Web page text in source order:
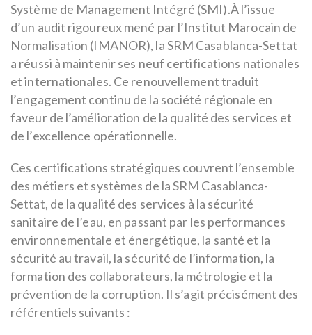
Système de Management Intégré (SMI).À l’issue
d’un audit rigoureux mené par l’Institut Marocain de
Normalisation (IMANOR), la SRM Casablanca-Settat
a réussi à maintenir ses neuf certifications nationales
et internationales. Ce renouvellement traduit
l’engagement continu de la société régionale en
faveur de l’amélioration de la qualité des services et
de l’excellence opérationnelle.
Ces certifications stratégiques couvrent l’ensemble
des métiers et systèmes de la SRM Casablanca-
Settat, de la qualité des services à la sécurité
sanitaire de l’eau, en passant par les performances
environnementale et énergétique, la santé et la
sécurité au travail, la sécurité de l’information, la
formation des collaborateurs, la métrologie et la
prévention de la corruption. Il s’agit précisément des
référentiels suivants :